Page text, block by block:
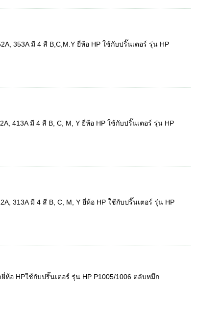
353A มี 4 สี B,C,M.Y ยี่ห้อ HP ใช้กับปริ๊นเตอร์ รุ่น HP
413A มี 4 สี B, C, M, Y ยี่ห้อ HP ใช้กับปริ๊นเตอร์ รุ่น HP
313A มี 4 สี B, C, M, Y ยี่ห้อ HP ใช้กับปริ๊นเตอร์ รุ่น HP
ห้อ HPใช้กับปริ๊นเตอร์ รุ่น HP P1005/1006 ตลับหมึก